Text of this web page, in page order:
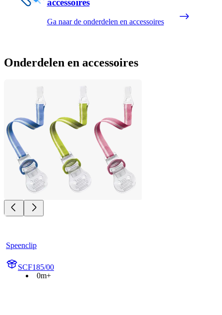
accessoires
Ga naar de onderdelen en accessoires
Onderdelen en accessoires
Speenclip
SCF185/00
0m+